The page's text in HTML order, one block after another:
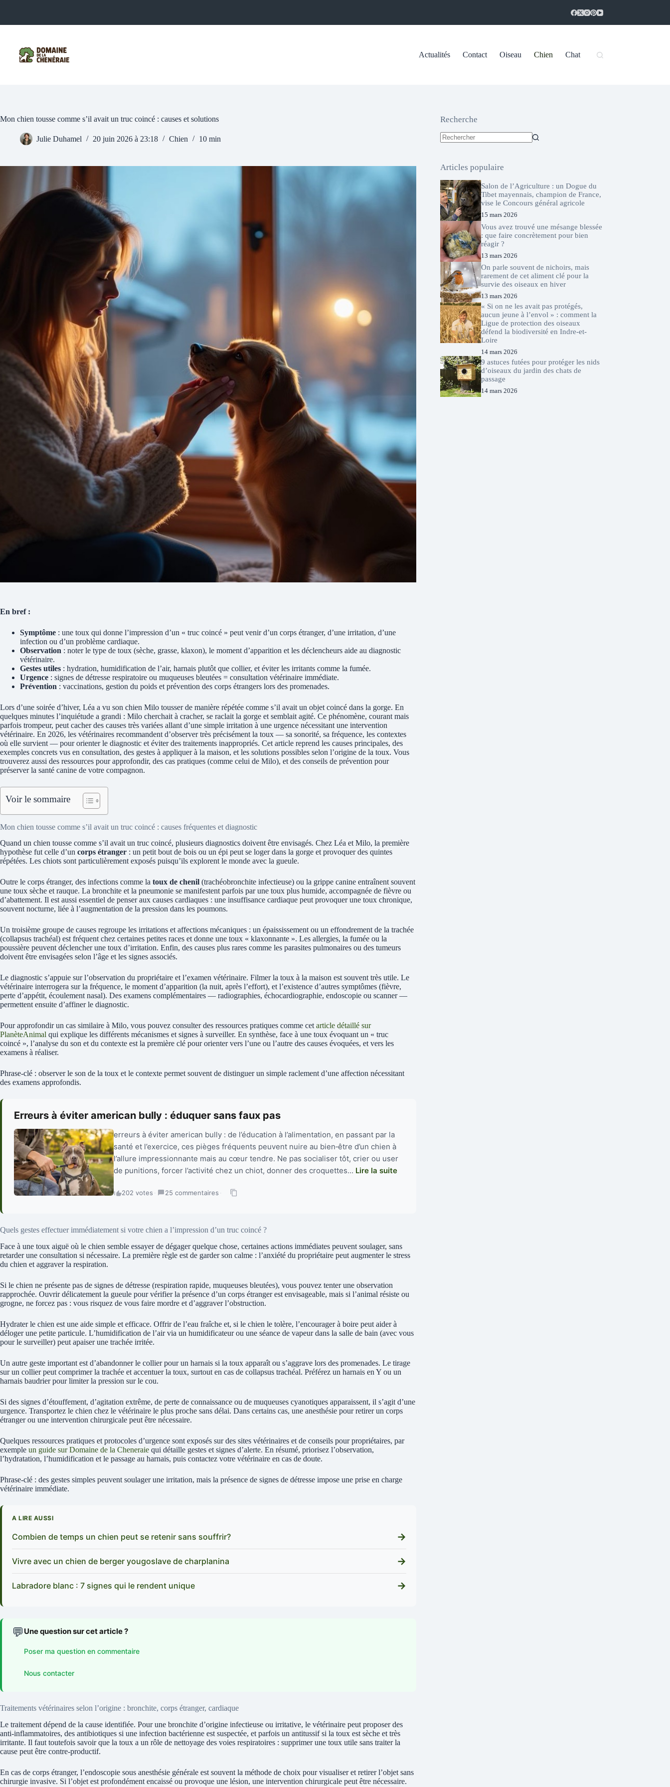
Actualités Contact Oiseau Chien Chat
Mon chien tousse comme s’il avait un truc coincé : causes et solutions
Julie Duhamel 20 juin 2026 à 23:18 Chien 10 min
En bref :
Symptôme : une toux qui donne l’impression d’un « truc coincé » peut venir d’un corps étranger, d’une irritation, d’une
infection ou d’un problème cardiaque.
Observation : noter le type de toux (sèche, grasse, klaxon), le moment d’apparition et les déclencheurs aide au diagnostic
vétérinaire.
Gestes utiles : hydration, humidification de l’air, harnais plutôt que collier, et éviter les irritants comme la fumée.
Urgence : signes de détresse respiratoire ou muqueuses bleutées = consultation vétérinaire immédiate.
Prévention : vaccinations, gestion du poids et prévention des corps étrangers lors des promenades.
Lors d’une soirée d’hiver, Léa a vu son chien Milo tousser de manière répétée comme s’il avait un objet coincé dans la gorge. En
quelques minutes l’inquiétude a grandi : Milo cherchait à cracher, se raclait la gorge et semblait agité. Ce phénomène, courant mais
parfois trompeur, peut cacher des causes très variées allant d’une simple irritation à une urgence nécessitant une intervention
vétérinaire. En 2026, les vétérinaires recommandent d’observer très précisément la toux — sa sonorité, sa fréquence, les contextes
où elle survient — pour orienter le diagnostic et éviter des traitements inappropriés. Cet article reprend les causes principales, des
exemples concrets vus en consultation, des gestes à appliquer à la maison, et les solutions possibles selon l’origine de la toux. Vous
trouverez aussi des ressources pour approfondir, des cas pratiques (comme celui de Milo), et des conseils de prévention pour
préserver la santé canine de votre compagnon.
Voir le sommaire
Mon chien tousse comme s’il avait un truc coincé : causes fréquentes et diagnostic
Quand un chien tousse comme s’il avait un truc coincé, plusieurs diagnostics doivent être envisagés. Chez Léa et Milo, la première
hypothèse fut celle d’un corps étranger : un petit bout de bois ou un épi peut se loger dans la gorge et provoquer des quintes
répétées. Les chiots sont particulièrement exposés puisqu’ils explorent le monde avec la gueule.
Outre le corps étranger, des infections comme la toux de chenil (trachéobronchite infectieuse) ou la grippe canine entraînent souvent
une toux sèche et rauque. La bronchite et la pneumonie se manifestent parfois par une toux plus humide, accompagnée de fièvre ou
d’abattement. Il est aussi essentiel de penser aux causes cardiaques : une insuffisance cardiaque peut provoquer une toux chronique,
souvent nocturne, liée à l’augmentation de la pression dans les poumons.
Un troisième groupe de causes regroupe les irritations et affections mécaniques : un épaississement ou un effondrement de la trachée
(collapsus trachéal) est fréquent chez certaines petites races et donne une toux « klaxonnante ». Les allergies, la fumée ou la
poussière peuvent déclencher une toux d’irritation. Enfin, des causes plus rares comme les parasites pulmonaires ou des tumeurs
doivent être envisagées selon l’âge et les signes associés.
Le diagnostic s’appuie sur l’observation du propriétaire et l’examen vétérinaire. Filmer la toux à la maison est souvent très utile. Le
vétérinaire interrogera sur la fréquence, le moment d’apparition (la nuit, après l’effort), et l’existence d’autres symptômes (fièvre,
perte d’appétit, écoulement nasal). Des examens complémentaires — radiographies, échocardiographie, endoscopie ou scanner —
permettent ensuite d’affiner le diagnostic.
Pour approfondir un cas similaire à Milo, vous pouvez consulter des ressources pratiques comme cetarticle détaillé sur
PlanèteAnimal qui explique les différents mécanismes et signes à surveiller. En synthèse, face à une toux évoquant un « truc
coincé », l’analyse du son et du contexte est la première clé pour orienter vers l’une ou l’autre des causes évoquées, et vers les
examens à réaliser.
Phrase-clé : observer le son de la toux et le contexte permet souvent de distinguer un simple raclement d’une affection nécessitant
des examens approfondis.
Erreurs à éviter american bully : éduquer sans faux pas
erreurs à éviter american bully : de l’éducation à l’alimentation, en passant par la
santé et l’exercice, ces pièges fréquents peuvent nuire au bien‑être d’un chien à
l’allure impressionnante mais au cœur tendre. Ne pas socialiser tôt, crier ou user
de punitions, forcer l’activité chez un chiot, donner des croquettes... Lire la suite
202 votes · 25 commentaires ·
Quels gestes effectuer immédiatement si votre chien a l’impression d’un truc coincé ?
Face à une toux aiguë où le chien semble essayer de dégager quelque chose, certaines actions immédiates peuvent soulager, sans
retarder une consultation si nécessaire. La première règle est de garder son calme : l’anxiété du propriétaire peut augmenter le stress
du chien et aggraver la respiration.
Si le chien ne présente pas de signes de détresse (respiration rapide, muqueuses bleutées), vous pouvez tenter une observation
rapprochée. Ouvrir délicatement la gueule pour vérifier la présence d’un corps étranger est envisageable, mais si l’animal résiste ou
grogne, ne forcez pas : vous risquez de vous faire mordre et d’aggraver l’obstruction.
Hydrater le chien est une aide simple et efficace. Offrir de l’eau fraîche et, si le chien le tolère, l’encourager à boire peut aider à
déloger une petite particule. L’humidification de l’air via un humidificateur ou une séance de vapeur dans la salle de bain (avec vous
pour le surveiller) peut apaiser une trachée irritée.
Un autre geste important est d’abandonner le collier pour un harnais si la toux apparaît ou s’aggrave lors des promenades. Le tirage
sur un collier peut comprimer la trachée et accentuer la toux, surtout en cas de collapsus trachéal. Préférez un harnais en Y ou un
harnais baudrier pour limiter la pression sur le cou.
Si des signes d’étouffement, d’agitation extrême, de perte de connaissance ou de muqueuses cyanotiques apparaissent, il s’agit d’une
urgence. Transportez le chien chez le vétérinaire le plus proche sans délai. Dans certains cas, une anesthésie pour retirer un corps
étranger ou une intervention chirurgicale peut être nécessaire.
Quelques ressources pratiques et protocoles d’urgence sont exposés sur des sites vétérinaires et de conseils pour propriétaires, par
exemple un guide sur Domaine de la Cheneraie qui détaille gestes et signes d’alerte. En résumé, priorisez l’observation,
l’hydratation, l’humidification et le passage au harnais, puis contactez votre vétérinaire en cas de doute.
Phrase-clé : des gestes simples peuvent soulager une irritation, mais la présence de signes de détresse impose une prise en charge
vétérinaire immédiate.
A LIRE AUSSI
Combien de temps un chien peut se retenir sans souffrir? →
Vivre avec un chien de berger yougoslave de charplanina →
Labradore blanc : 7 signes qui le rendent unique →
💬 Une question sur cet article ?
Poser ma question en commentaire
Nous contacter
Traitements vétérinaires selon l’origine : bronchite, corps étranger, cardiaque
Le traitement dépend de la cause identifiée. Pour une bronchite d’origine infectieuse ou irritative, le vétérinaire peut proposer des
anti-inflammatoires, des antibiotiques si une infection bactérienne est suspectée, et parfois un antitussif si la toux est sèche et très
irritante. Il faut toutefois savoir que la toux a un rôle de nettoyage des voies respiratoires : supprimer une toux utile sans traiter la
cause peut être contre-productif.
En cas de corps étranger, l’endoscopie sous anesthésie générale est souvent la méthode de choix pour visualiser et retirer l’objet sans
chirurgie invasive. Si l’objet est profondément encaissé ou provoque une lésion, une intervention chirurgicale peut être nécessaire.
Recherche
Articles populaire
Salon de l’Agriculture : un Dogue du
Tibet mayennais, champion de France,
vise le Concours général agricole
15 mars 2026
Vous avez trouvé une mésange blessée
: que faire concrètement pour bien
réagir ?
13 mars 2026
On parle souvent de nichoirs, mais
rarement de cet aliment clé pour la
survie des oiseaux en hiver
13 mars 2026
« Si on ne les avait pas protégés,
aucun jeune à l’envol » : comment la
Ligue de protection des oiseaux
défend la biodiversité en Indre-et-
Loire
14 mars 2026
9 astuces futées pour protéger les nids
d’oiseaux du jardin des chats de
passage
14 mars 2026